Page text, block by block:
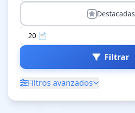
Destacadas
Filtrar
Filtros avanzados